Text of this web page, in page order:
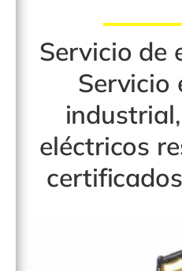
Servicio de
Servicio
industrial,
eléctricos